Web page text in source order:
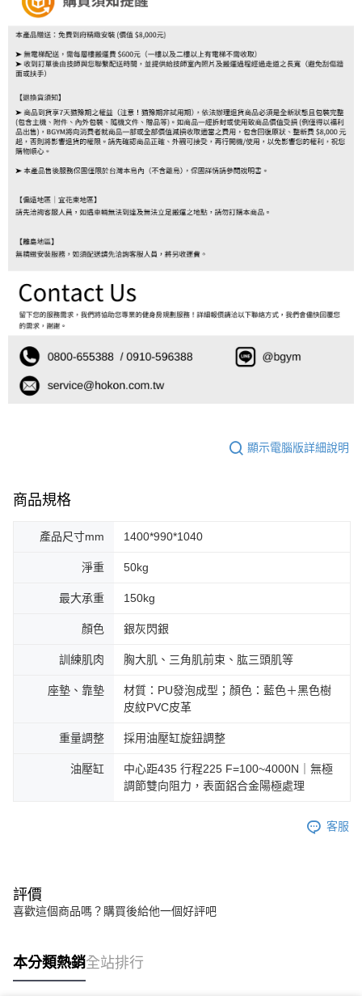
顯示電腦版詳細說明
商品規格
產品尺寸mm 1400*990*1040
淨重 50kg
最大承重 150kg
顏色 銀灰閃銀
訓練肌肉 胸大肌、三角肌前束、肱三頭肌等
座墊、靠墊
材質：PU發泡成型；顏色：藍色＋黑色樹
皮紋PVC皮革
重量調整 採用油壓缸旋鈕調整
油壓缸
中心距435 行程225 F=100~4000N｜無極
調節雙向阻力，表面鋁合金陽極處理
客服
評價
喜歡這個商品嗎？購買後給他一個好評吧
本分類熱銷全站排行